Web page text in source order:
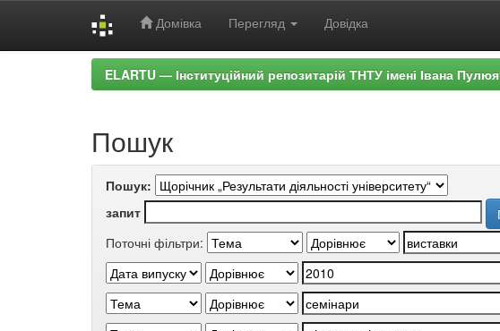
Домівка Перегляд Довідка
ELARTU — Інституційний репозитарій ТНТУ імені Івана Пулюя
Пошук
Пошук:
запит
Поточні фільтри: